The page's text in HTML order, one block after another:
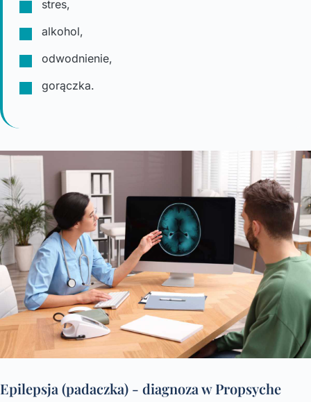
stres,
alkohol,
odwodnienie,
gorączka.
Epilepsja (padaczka) - diagnoza w Propsyche